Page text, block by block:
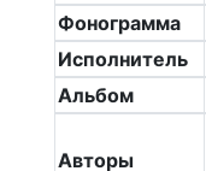
Фонограмма
Исполнитель
Альбом
Авторы